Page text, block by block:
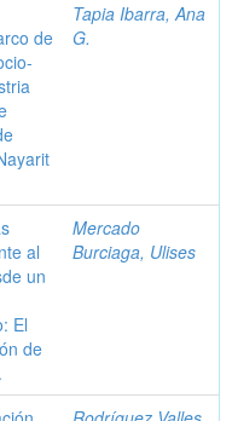
de
Tapia Ibarra, Ana
G.
al
un
El
de
Mercado
Burciaga, Ulises